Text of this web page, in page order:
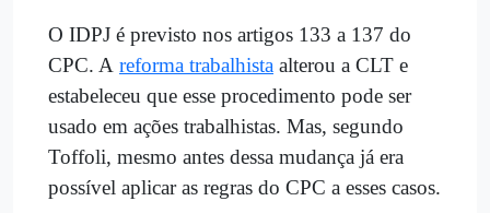
O IDPJ é previsto nos artigos 133 a 137 do
CPC. A reforma trabalhista alterou a CLT e
estabeleceu que esse procedimento pode ser
usado em ações trabalhistas. Mas, segundo
Toffoli, mesmo antes dessa mudança já era
possível aplicar as regras do CPC a esses casos.